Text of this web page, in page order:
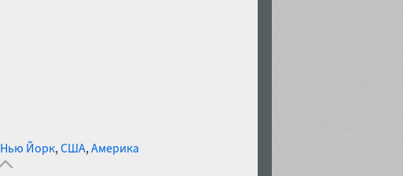
Нью Йорк,США,Америка